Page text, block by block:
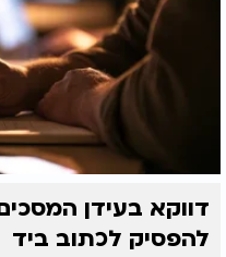
דווקא בעידן
להפסיק לכתוב ביד